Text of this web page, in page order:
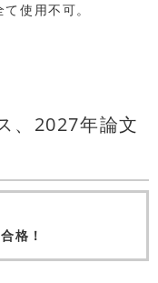
使用不可。
、2027年論文
格！